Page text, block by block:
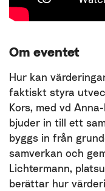
Om eventet
Hur kan
faktiskt styra
Kors, med vd
bjuder in till ett
byggs in från
samverkan och
Lichtermann,
berättar hur